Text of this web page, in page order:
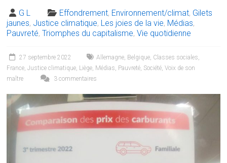
G L Effondrement, Environnement/climat, Gilets
jaunes, Justice climatique, Les joies de la vie, Médias,
Pauvreté,Triomphes du capitalisme,Vie quotidienne
27 septembre 2022 Allemagne, Belgique, Classes sociales,
France,Justice climatique, Liège, Médias, Pauvreté, Société,Voix de son
maître
3 commentaires